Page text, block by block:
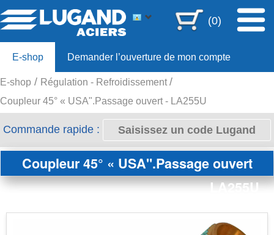
(0)
E-shop Demander l’ouverture de mon compte
Offre 80ans
E-shop
Régulation - Refroidissement
Coupleur 45° « USA".Passage ouvert - LA255U
Commande rapide :
Coupleur 45° « USA".Passage ouvert
LA255U